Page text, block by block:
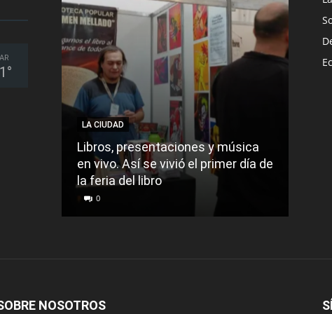
°
LA CIUDAD
Libros, presentaciones y música
en vivo. Así se vivió el primer día de
la feria del libro
0
NOSOTROS